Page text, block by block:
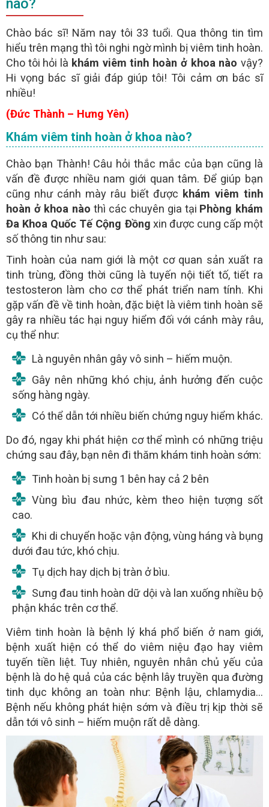
nào?
Chào bác sĩ! Năm nay tôi 33 tuổi. Qua thông tin tìm
hiểu trên mạng thì tôi nghi ngờ mình bị viêm tinh hoàn.
Cho tôi hỏi là khám viêm tinh hoàn ở khoa nàovậy?
Hi vọng bác sĩ giải đáp giúp tôi! Tôi cảm ơn bác sĩ
nhiều!
(Đức Thành – Hưng Yên)
Khám viêm tinh hoàn ở khoa nào?
Chào bạn Thành! Câu hỏi thắc mắc của bạn cũng là
vấn đề được nhiều nam giới quan tâm. Để giúp bạn
cũng như cánh mày râu biết được khám viêm tinh
hoàn ở khoa nào thì các chuyên gia tại Phòng khám
Đa Khoa Quốc Tế Cộng Đồng xin được cung cấp một
số thông tin như sau:
Tinh hoàn của nam giới là một cơ quan sản xuất ra
tinh trùng, đồng thời cũng là tuyến nội tiết tố, tiết ra
testosteron làm cho cơ thể phát triển nam tính. Khi
gặp vấn đề về tinh hoàn, đặc biệt là viêm tinh hoàn sẽ
gây ra nhiều tác hại nguy hiểm đối với cánh mày râu,
cụ thể như:
Là nguyên nhân gây vô sinh – hiếm muộn.
Gây nên những khó chịu, ảnh hưởng đến cuộc
sống hàng ngày.
Có thể dẫn tới nhiều biến chứng nguy hiểm khác.
Do đó, ngay khi phát hiện cơ thể mình có những triệu
chứng sau đây, bạn nên đi thăm khám tinh hoàn sớm:
Tinh hoàn bị sưng 1 bên hay cả 2 bên
Vùng bìu đau nhức, kèm theo hiện tượng sốt
cao.
Khi di chuyển hoặc vận động, vùng háng và bụng
dưới đau tức, khó chịu.
Tụ dịch hay dịch bị tràn ở bìu.
Sưng đau tinh hoàn dữ dội và lan xuống nhiều bộ
phận khác trên cơ thể.
Viêm tinh hoàn là bệnh lý khá phổ biến ở nam giới,
bệnh xuất hiện có thể do viêm niệu đạo hay viêm
tuyến tiền liệt. Tuy nhiên, nguyên nhân chủ yếu của
bệnh là do hệ quả của các bệnh lây truyền qua đường
tinh dục không an toàn như: Bệnh lậu, chlamydia…
Bệnh nếu không phát hiện sớm và điều trị kịp thời sẽ
dẫn tới vô sinh – hiếm muộn rất dễ dàng.
- Người bệnh nên chát với
GỬI